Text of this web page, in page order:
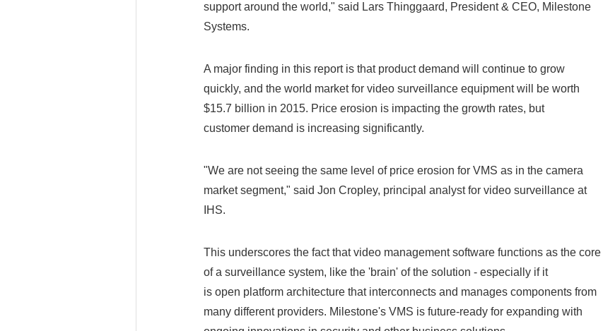
support around the world," said Lars Thinggaard, President & CEO, Milestone
Systems.
A major finding in this report is that product demand will continue to grow
quickly, and the world market for video surveillance equipment will be worth
$15.7 billion in 2015. Price erosion is impacting the growth rates, but
customer demand is increasing significantly.
"We are not seeing the same level of price erosion for VMS as in the camera
market segment," said Jon Cropley, principal analyst for video surveillance at
IHS.
This underscores the fact that video management software functions as the core
of a surveillance system, like the 'brain' of the solution - especially if it
is open platform architecture that interconnects and manages components from
many different providers. Milestone's VMS is future-ready for expanding with